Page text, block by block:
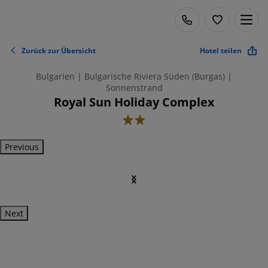
Zurück zur Übersicht Hotel teilen
Bulgarien | Bulgarische Riviera Süden (Burgas) |
Sonnenstrand
Royal Sun Holiday Complex
2
Previous
Next